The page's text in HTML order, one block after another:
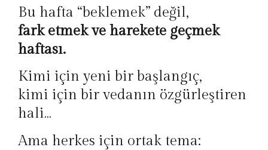
Bu hafta “beklemek” değil,
fark etmek ve harekete geçmek
haftası.
Kimi için yeni bir başlangıç,
kimi için bir vedanın özgürleştiren
hali…
Ama herkes için ortak tema: